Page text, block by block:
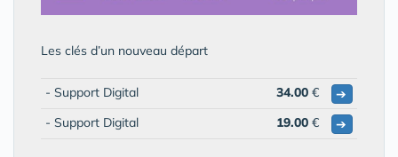
Les clés d’un nouveau départ
- Support Digital 34.00 €
➔
- Support Digital
19.00 € ➔